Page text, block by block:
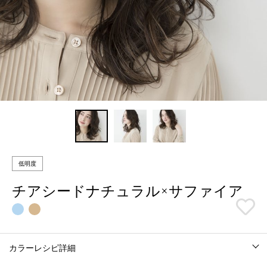
低明度
チアシードナチュラル×サファイア
カラーレシピ詳細